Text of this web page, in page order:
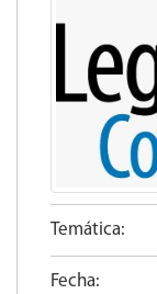
Temática:
Fecha: